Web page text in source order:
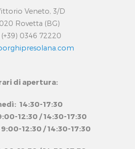
Veneto, 3/D
Rovetta (BG)
(+39) 0346 72220
di apertura:
14:30-17:30
12:30 / 14:30-17:30
12:30 / 14:30-17:30